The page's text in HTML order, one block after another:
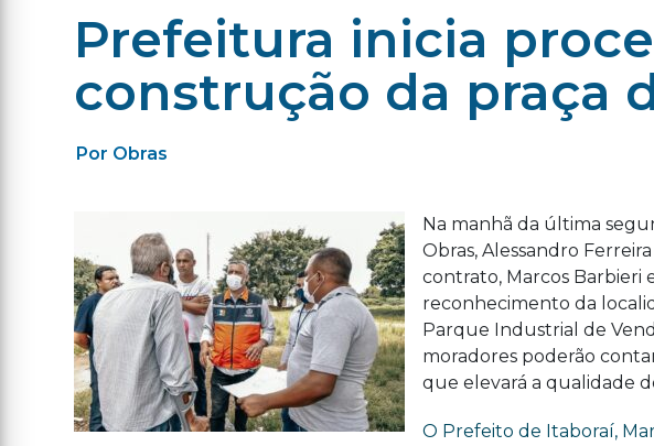
Prefeitura inicia
construção da praça
Por Obras
Na manhã da última
Obras, Alessandro
contrato, Marcos Barbieri
reconhecimento da
Parque Industrial de
moradores poderão
que elevará a qualidade
O Prefeito de Itaboraí,